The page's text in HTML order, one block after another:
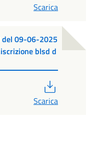
Scarica
09-06-2025
blsd d
Scarica